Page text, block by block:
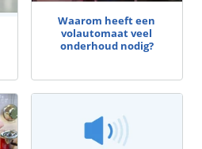
Waarom heeft een
volautomaat veel
onderhoud nodig?